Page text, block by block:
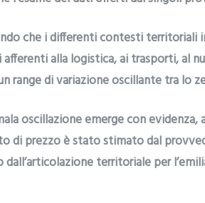
che i differenti contesti territoriali
alla logistica, ai trasporti, al
range di variazione oscillante tra lo
oscillazione emerge con
di prezzo è stato stimato dal
dall’articolazione territoriale per